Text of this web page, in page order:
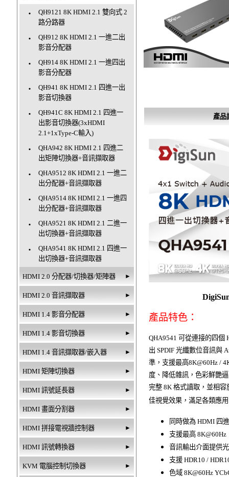
‧
QH9121 8K HDMI 2.1 雙向式 2
路分路器
‧
QH912 8K HDMI 2.1 一進二出
影音分配器
‧
QH914 8K HDMI 2.1 一進四出
影音分配器
‧
QH941 8K HDMI 2.1 四進一出
影音切換器
‧
QH941C 8K HDMI 2.1 四進一
出影音切換器(3xHDMI
2.1+1xType-C輸入)
‧
QHA942 8K HDMI 2.1 四進二
出矩陣切換器+音訊擷取器
‧
QHA9512 8K HDMI 2.1 一進二
出分配器+音訊擷取器
‧
QHA9514 8K HDMI 2.1 一進四
出分配器+音訊擷取器
‧
QHA9521 8K HDMI 2.1 二進一
出切換器+音訊擷取器
‧
QHA9541 8K HDMI 2.1 四進一
出切換器+音訊擷取器
HDMI 2.0 分配器/切換器/矩陣器 ►
HDMI 2.0 音訊擷取器 ►
HDMI 1.4 影音分配器 ►
HDMI 1.4 影音切換器 ►
HDMI 1.4 音訊擷取器/嵌入器 ►
HDMI 矩陣切換器 ►
HDMI 訊號延長器 ►
HDMI 畫面分割器 ►
HDMI 拼接電視牆控制器 ►
HDMI 訊號轉換器 ►
KVM 電腦控制切換器 ►
產品
產品特色：
QHA9541 可從連接的四個
出 SPDIF 光纖數位音訊與
準，支援最高8K@60Hz /
度、降低雜訊，色彩鮮艷
完整 8K 格式讀取，並相
佳視覺效果，滿足各類應
同時做為 HDMI 四
支援最高 8K@60Hz
音訊輸出介面提供
支援 HDR10 /
色域 8K@60Hz